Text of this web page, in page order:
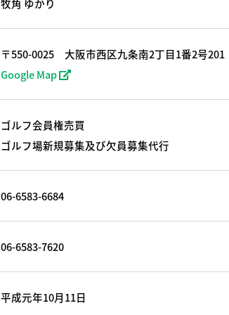
牧角 ゆかり
〒550-0025 大阪市西区九条南2丁目1番2号201
Google Map
ゴルフ会員権売買
ゴルフ場新規募集及び欠員募集代行
06-6583-6684
06-6583-7620
平成元年10月11日